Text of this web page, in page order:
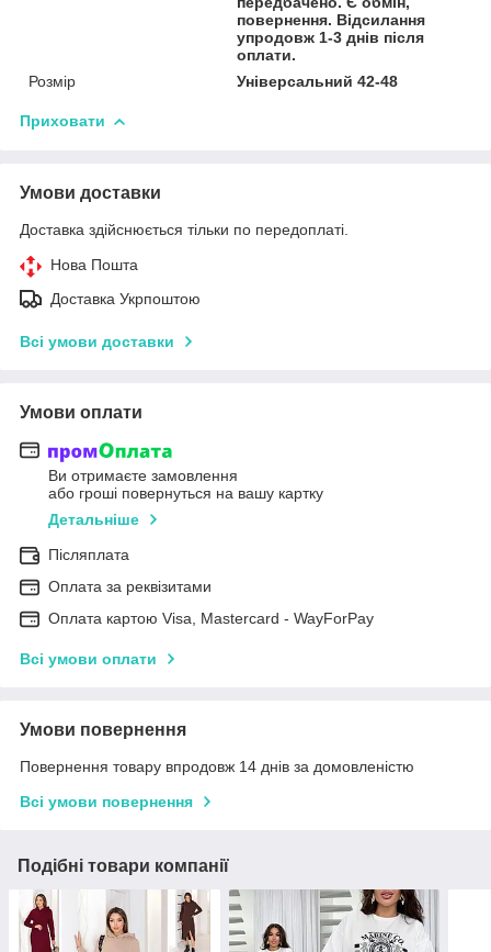
повернення. Відсилання
упродовж 1-3 днів після
оплати.
Розмір
Універсальний 42-48
Приховати
Умови доставки
Доставка здійснюється тільки по передоплаті.
Нова Пошта
Доставка Укрпоштою
Всі умови доставки
Умови оплати
Ви отримаєте замовлення
або гроші повернуться на вашу картку
Детальніше
Післяплата
Оплата за реквізитами
Оплата картою Visa, Mastercard - WayForPay
Всі умови оплати
Умови повернення
Повернення товару впродовж 14 днів за домовленістю
Всі умови повернення
Подібні товари компанії